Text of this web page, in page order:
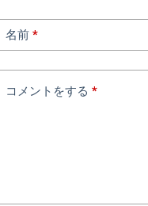
名前 *
コメントをする *